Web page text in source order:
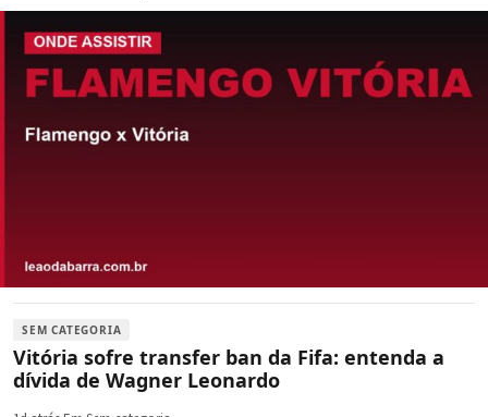
SEM CATEGORIA
Vitória sofre transfer ban da Fifa: entenda a
dívida de Wagner Leonardo